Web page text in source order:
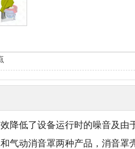
降低了设备运行时的噪音及
气动消音罩两种产品，消音